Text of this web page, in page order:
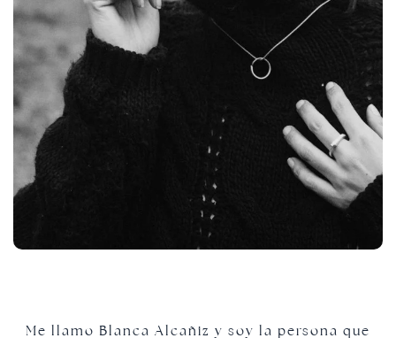
Me llamo Blanca Alcañiz y soy la persona que